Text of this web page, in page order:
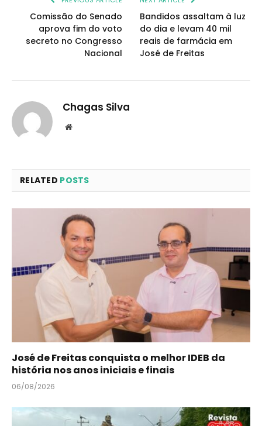
Comissão do Senado
aprova fim do voto
secreto no Congresso
Nacional
Bandidos assaltam à luz
do dia e levam 40 mil
reais de farmácia em
José de Freitas
Chagas Silva
Website
RELATED POSTS
José de Freitas conquista o melhor IDEB da
história nos anos iniciais e finais
06/08/2026